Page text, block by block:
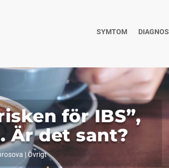
SYMTOM DIAGNOS
för IBS”,
Är det sant?
| Övrigt